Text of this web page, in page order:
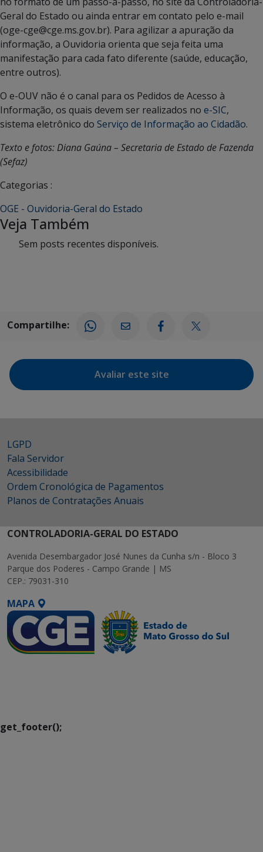
Geral do Estado ou ainda entrar em contato pelo e-mail
(oge-cge@cge.ms.gov.br). Para agilizar a apuração da
informação, a Ouvidoria orienta que seja feita uma
manifestação para cada fato diferente (saúde, educação,
entre outros).
O e-OUV não é o canal para os Pedidos de Acesso à
Informação, os quais devem ser realizados no e-SIC,
sistema eletrônico do Serviço de Informação ao Cidadão.
Texto e fotos: Diana Gaúna – Secretaria de Estado de Fazenda
(Sefaz)
Categorias :
OGE - Ouvidoria-Geral do Estado
Veja Também
Sem posts recentes disponíveis.
Compartilhe:
Avaliar este site
LGPD
Fala Servidor
Acessibilidade
Ordem Cronológica de Pagamentos
Planos de Contratações Anuais
CONTROLADORIA-GERAL DO ESTADO
Avenida Desembargador José Nunes da Cunha s/n - Bloco 3
Parque dos Poderes - Campo Grande | MS
CEP.: 79031-310
MAPA
get_footer();